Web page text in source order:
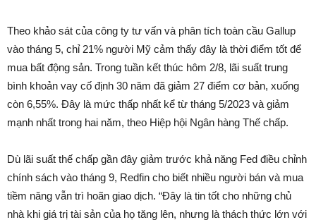
Theo khảo sát của công ty tư vấn và phân tích toàn cầu Gallup
vào tháng 5, chỉ 21% người Mỹ cảm thấy đây là thời điểm tốt để
mua bất động sản. Trong tuần kết thúc hôm 2/8, lãi suất trung
bình khoản vay cố định 30 năm đã giảm 27 điểm cơ bản, xuống
còn 6,55%. Đây là mức thấp nhất kể từ tháng 5/2023 và giảm
mạnh nhất trong hai năm, theo Hiệp hội Ngân hàng Thế chấp.
Dù lãi suất thế chấp gần đây giảm trước khả năng Fed điều chỉnh
chính sách vào tháng 9, Redfin cho biết nhiều người bán và mua
tiềm năng vẫn trì hoãn giao dịch. “Đây là tin tốt cho những chủ
nhà khi giá trị tài sản của họ tăng lên, nhưng là thách thức lớn với